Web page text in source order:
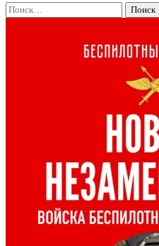
Найти: